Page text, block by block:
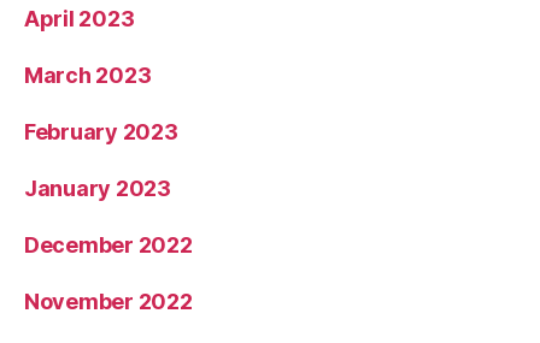
April 2023
March 2023
February 2023
January 2023
December 2022
November 2022